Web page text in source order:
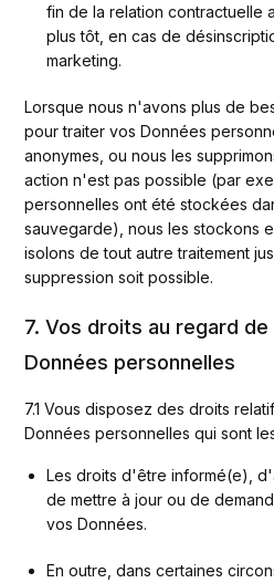
fin de la relation contractuelle
plus tôt, en cas de
marketing.
Lorsque nous n'avons plus de
pour traiter vos Données
anonymes, ou nous les
action n'est pas possible (par
personnelles ont été stockées
sauvegarde), nous les stockons
isolons de tout autre traitement
suppression soit possible.
7. Vos droits au regard de
Données personnelles
7.1 Vous disposez des droits
Données personnelles qui sont
Les droits d'être informé(e),
de mettre à jour ou de
vos Données.
En outre, dans certaines